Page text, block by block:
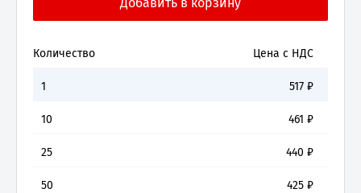
Количество Цена с НДС
1 517 ₽
10 461 ₽
25 440 ₽
50 425 ₽